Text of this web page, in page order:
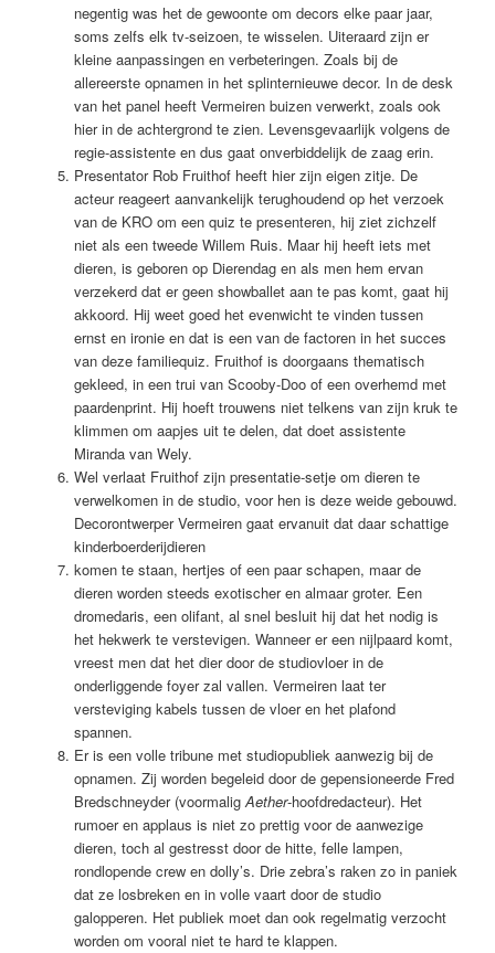
negentig was het de gewoonte om decors elke paar jaar,
soms zelfs elk tv-seizoen, te wisselen. Uiteraard zijn er
kleine aanpassingen en verbeteringen. Zoals bij de
allereerste opnamen in het splinternieuwe decor. In de desk
van het panel heeft Vermeiren buizen verwerkt, zoals ook
hier in de achtergrond te zien. Levensgevaarlijk volgens de
regie-assistente en dus gaat onverbiddelijk de zaag erin.
Presentator Rob Fruithof heeft hier zijn eigen zitje. De
acteur reageert aanvankelijk terughoudend op het verzoek
van de KRO om een quiz te presenteren, hij ziet zichzelf
niet als een tweede Willem Ruis. Maar hij heeft iets met
dieren, is geboren op Dierendag en als men hem ervan
verzekerd dat er geen showballet aan te pas komt, gaat hij
akkoord. Hij weet goed het evenwicht te vinden tussen
ernst en ironie en dat is een van de factoren in het succes
van deze familiequiz. Fruithof is doorgaans thematisch
gekleed, in een trui van Scooby-Doo of een overhemd met
paardenprint. Hij hoeft trouwens niet telkens van zijn kruk te
klimmen om aapjes uit te delen, dat doet assistente
Miranda van Wely.
Wel verlaat Fruithof zijn presentatie-setje om dieren te
verwelkomen in de studio, voor hen is deze weide gebouwd.
Decorontwerper Vermeiren gaat ervanuit dat daar schattige
kinderboerderijdieren
komen te staan, hertjes of een paar schapen, maar de
dieren worden steeds exotischer en almaar groter. Een
dromedaris, een olifant, al snel besluit hij dat het nodig is
het hekwerk te verstevigen. Wanneer er een nijlpaard komt,
vreest men dat het dier door de studiovloer in de
onderliggende foyer zal vallen. Vermeiren laat ter
versteviging kabels tussen de vloer en het plafond
spannen.
Er is een volle tribune met studiopubliek aanwezig bij de
opnamen. Zij worden begeleid door de gepensioneerde Fred
Bredschneyder (voormaligAether-hoofdredacteur). Het
rumoer en applaus is niet zo prettig voor de aanwezige
dieren, toch al gestresst door de hitte, felle lampen,
rondlopende crew en dolly’s. Drie zebra’s raken zo in paniek
dat ze losbreken en in volle vaart door de studio
galopperen. Het publiek moet dan ook regelmatig verzocht
worden om vooral niet te hard te klappen.